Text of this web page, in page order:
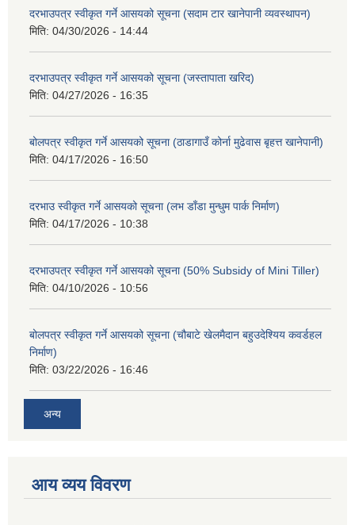
दरभाउपत्र स्वीकृत गर्ने आसयको सूचना (सदाम टार खानेपानी व्यवस्थापन)
मिति: 04/30/2026 - 14:44
दरभाउपत्र स्वीकृत गर्ने आसयको सूचना (जस्तापाता खरिद)
मिति: 04/27/2026 - 16:35
बोलपत्र स्वीकृत गर्ने आसयको सूचना (ठाडागाउँ कोर्ना मुढेवास बृहत्त खानेपानी)
मिति: 04/17/2026 - 16:50
दरभाउ स्वीकृत गर्ने आसयको सूचना (लभ डाँडा मुन्धुम पार्क निर्माण)
मिति: 04/17/2026 - 10:38
दरभाउपत्र स्वीकृत गर्ने आसयको सूचना (50% Subsidy of Mini Tiller)
मिति: 04/10/2026 - 10:56
बोलपत्र स्वीकृत गर्ने आसयको सूचना (चौबाटे खेलमैदान बहुउदेश्यिय कवर्डहल
निर्माण)
मिति: 03/22/2026 - 16:46
अन्य
आय व्यय विवरण